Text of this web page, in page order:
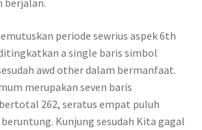
berjalan.
periode sewrius aspek 6th
a single baris simbol
awd other dalam bermanfaat.
merupakan seven baris
262, seratus empat puluh
Kunjung sesudah Kita gagal